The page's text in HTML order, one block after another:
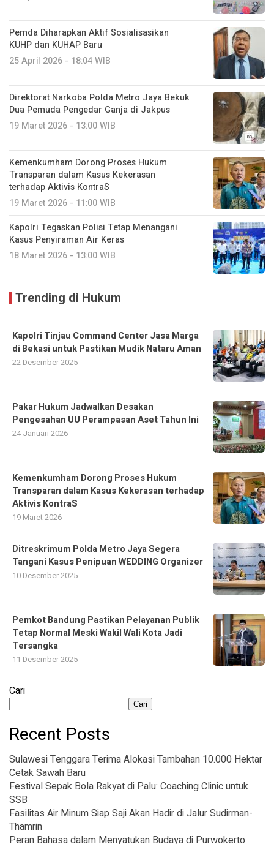
Pemda Diharapkan Aktif Sosialisasikan
KUHP dan KUHAP Baru
25 April 2026 - 18:04 WIB
Direktorat Narkoba Polda Metro Jaya Bekuk
Dua Pemuda Pengedar Ganja di Jakpus
19 Maret 2026 - 13:00 WIB
Kemenkumham Dorong Proses Hukum
Transparan dalam Kasus Kekerasan
terhadap Aktivis KontraS
19 Maret 2026 - 11:00 WIB
Kapolri Tegaskan Polisi Tetap Menangani
Kasus Penyiraman Air Keras
18 Maret 2026 - 13:00 WIB
Trending di Hukum
Kapolri Tinjau Command Center Jasa Marga
di Bekasi untuk Pastikan Mudik Nataru Aman
22 Desember 2025
Pakar Hukum Jadwalkan Desakan
Pengesahan UU Perampasan Aset Tahun Ini
24 Januari 2026
Kemenkumham Dorong Proses Hukum
Transparan dalam Kasus Kekerasan terhadap
Aktivis KontraS
19 Maret 2026
Ditreskrimum Polda Metro Jaya Segera
Tangani Kasus Penipuan WEDDING Organizer
10 Desember 2025
Pemkot Bandung Pastikan Pelayanan Publik
Tetap Normal Meski Wakil Wali Kota Jadi
Tersangka
11 Desember 2025
Cari
Cari
Recent Posts
Sulawesi Tenggara Terima Alokasi Tambahan 10.000 Hektar
Cetak Sawah Baru
Festival Sepak Bola Rakyat di Palu: Coaching Clinic untuk
SSB
Fasilitas Air Minum Siap Saji Akan Hadir di Jalur Sudirman-
Thamrin
Peran Bahasa dalam Menyatukan Budaya di Purwokerto